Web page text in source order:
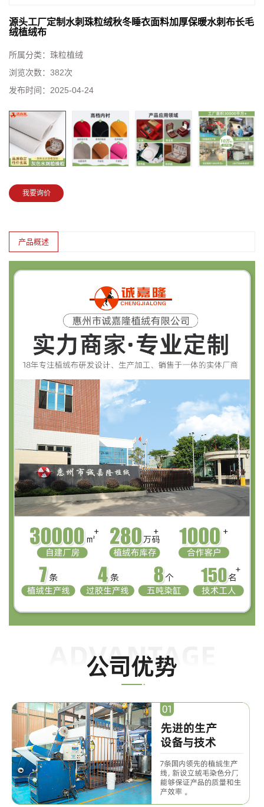
源头工厂定制水刺珠粒绒秋冬睡衣面料加厚保暖水刺布长毛
绒植绒布
所属分类： 珠粒植绒
浏览次数： 382次
发布时间： 2025-04-24
我要询价
产品概述